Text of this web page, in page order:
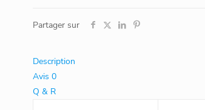
la
Partager sur
Description
Avis 0
Q & R